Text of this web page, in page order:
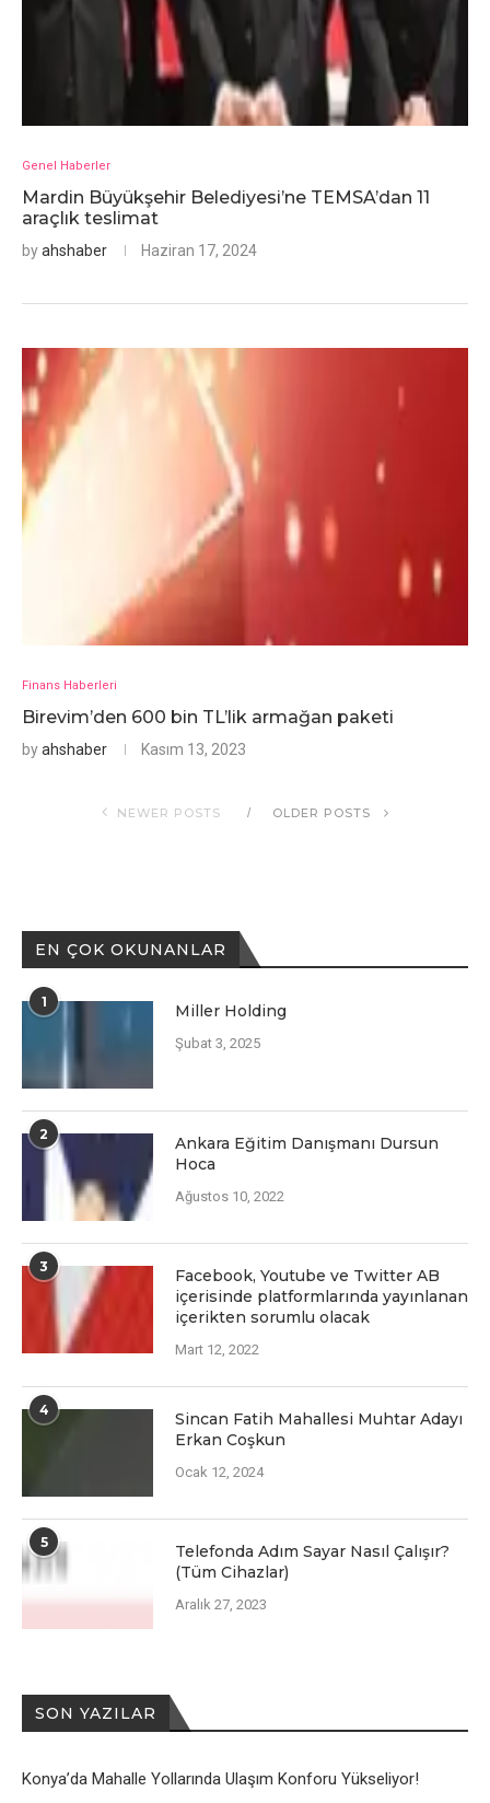
Genel Haberler
Mardin Büyükşehir Belediyesi’ne TEMSA’dan 11
araçlık teslimat
byahshaber Haziran 17, 2024
Finans Haberleri
Birevim’den 600 bin TL’lik armağan paketi
byahshaber Kasım 13, 2023
NEWER POSTS OLDER POSTS
EN ÇOK OKUNANLAR
1 Miller Holding
Şubat 3, 2025
2
Ankara Eğitim Danışmanı Dursun
Hoca
Ağustos 10, 2022
3
Facеbook, Youtubе vе Twittеr AB
içеrisindе platformlarında yayınlanan
içеriktеn sorumlu olacak
Mart 12, 2022
4
Sincan Fatih Mahallesi Muhtar Adayı
Erkan Coşkun
Ocak 12, 2024
5
Telefonda Adım Sayar Nasıl Çalışır?
(Tüm Cihazlar)
Aralık 27, 2023
SON YAZILAR
Konya’da Mahalle Yollarında Ulaşım Konforu Yükseliyor!